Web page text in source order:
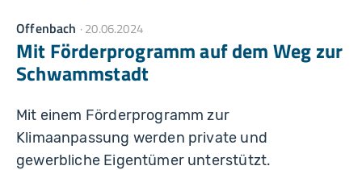
Offenbach 20.06.2024
Mit Förderprogramm auf dem Weg zur
Schwammstadt
Mit einem Förderprogramm zur
Klimaanpassung werden private und
gewerbliche Eigentümer unterstützt.